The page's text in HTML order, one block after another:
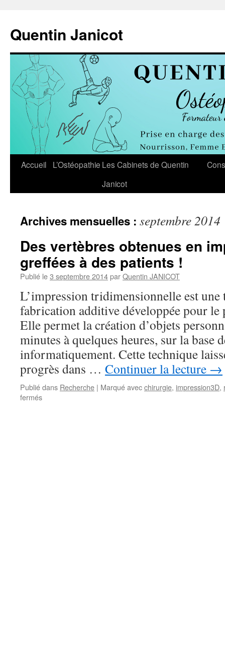
contenu
Quentin Janicot
Accueil L’Ostéopathie Les Cabinets de Quentin
Janicot
Archives mensuelles : septembre 2014
Des vertèbres obtenues en
greffées à des patients !
Publié le3 septembre 2014parQuentin JANICOT
L’impression tridimensionnelle est une
fabrication additive développée pour le
Elle permet la création d’objets
minutes à quelques heures, sur la base
informatiquement. Cette technique
progrès dans … Continuer la lecture →
Publié dans Recherche | Marqué avecchirurgie, impression3D,
ferméssur